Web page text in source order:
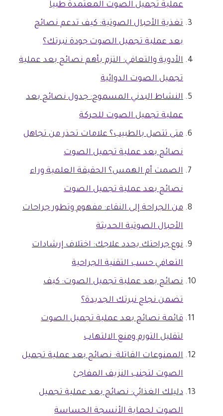
عملية تجميل الصوت المعتمدة طبياً
تغذية الأحبال الصوتية: كيف تدعم نصائح
بعد عملية تجميل الصوت جودة نبرتك؟
الأدوية والتعافي: التزم بأهم نصائح بعد عملية
تجميل الصوت الدوائية
النشاط البدني المسموح: جدول نصائح بعد
عملية تجميل الصوت للحركة
متى تتصل بالطبيب؟ علامات تحذر من تجاهل
نصائح بعد عملية تجميل الصوت
الصمت أم الهمس؟ الحقيقة العلمية وراء
نصائح بعد عملية تجميل الصوت
من الجراحة إلى النقاء: مفهوم وتطور جراحات
الأحبال الصوتية الحديثة
نوع جراحتك يحدد علاجك: اختلاف إرشادات
التعافي حسب التقنية الجراحية
نصائح بعد عملية تجميل الصوت: كيف
تضمن نجاح نبرتك الجديدة؟
قائمة نصائح بعد عملية تجميل الصوت
لتقليل التورم ومنع الالتهاب
الممنوعات القاتلة: نصائح بعد عملية تجميل
الصوت لتجنب النزيف المفاجئ
دليلك الغذائي: نصائح بعد عملية تجميل
الصوت لحماية الأنسجة الحساسة